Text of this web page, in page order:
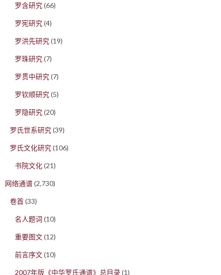
罗含研究(66)
罗宪研究(4)
罗洪先研究(19)
罗珠研究(7)
罗贯中研究(7)
罗钦顺研究(5)
罗隐研究(20)
罗氏世系研究(39)
罗氏文化研究(106)
书院文化(21)
网络通谱(2,730)
卷首(33)
名人题词 (10)
重要图文(12)
前言序文(10)
2007年版《中华罗氏通谱》总目录(1)